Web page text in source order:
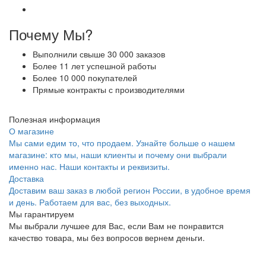
Почему Мы?
Выполнили свыше 30 000 заказов
Более 11 лет успешной работы
Более 10 000 покупателей
Прямые контракты с производителями
Полезная информация
О магазине
Мы сами едим то, что продаем. Узнайте больше о нашем
магазине: кто мы, наши клиенты и почему они выбрали
именно нас. Наши контакты и реквизиты.
Доставка
Доставим ваш заказ в любой регион России, в удобное время
и день. Работаем для вас, без выходных.
Мы гарантируем
Мы выбрали лучшее для Вас, если Вам не понравится
качество товара, мы без вопросов вернем деньги.